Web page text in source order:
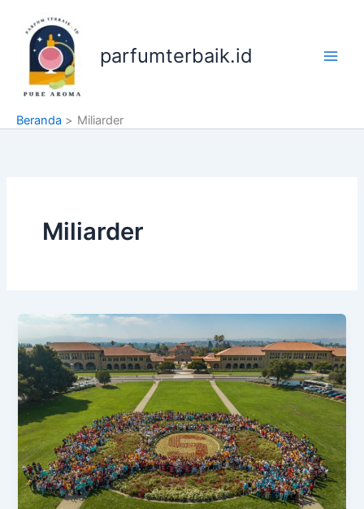
konten
parfumterbaik.id
Beranda Miliarder
Miliarder